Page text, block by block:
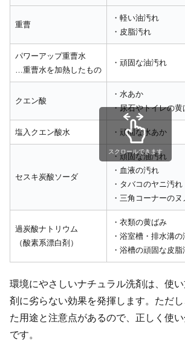
重曹
・軽い油汚れ
・皮脂汚れ
パワーアップ重曹水
…重曹水を加熱したもの
・頑固な油汚れ
クエン酸
・水あか
・尿石やトイレの黄
塩入クエン酸水 ・頑固な水あか
セスキ炭酸ソーダ
・頑固な油汚れ
・血液の汚れ
・タバコのヤニ汚れ
・三角コーナーのヌ
過炭酸ナトリウム
（酸素系漂白剤）
・衣類の黄ばみ
・浴室槽・排水溝の
・浴槽の頑固な皮脂
スクロールできます
環境にやさしいナチュラル洗剤は、使
剤に劣らない効果を発揮します。ただ
た用途と注意点があるので、正しく使
です。